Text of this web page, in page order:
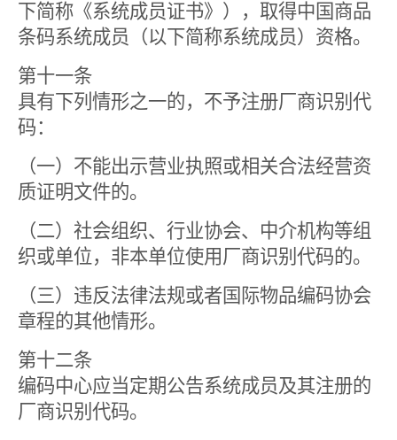
下简称《系统成员证书》），取得中国商品
条码系统成员（以下简称系统成员）资格。
第十一条
具有下列情形之一的，不予注册厂商识别代
码：
（一）不能出示营业执照或相关合法经营资
质证明文件的。
（二）社会组织、行业协会、中介机构等组
织或单位，非本单位使用厂商识别代码的。
（三）违反法律法规或者国际物品编码协会
章程的其他情形。
第十二条
编码中心应当定期公告系统成员及其注册的
厂商识别代码。